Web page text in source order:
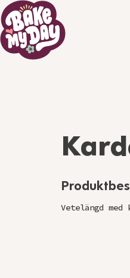
Vetelängd med